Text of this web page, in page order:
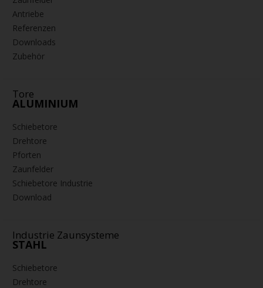
Zaunfelder
Antriebe
Referenzen
Downloads
Tore
Schiebetore
Drehtore
Pforten
Zaunfelder
Schiebetore Industrie
Industrie Zaunsysteme
Schiebetore